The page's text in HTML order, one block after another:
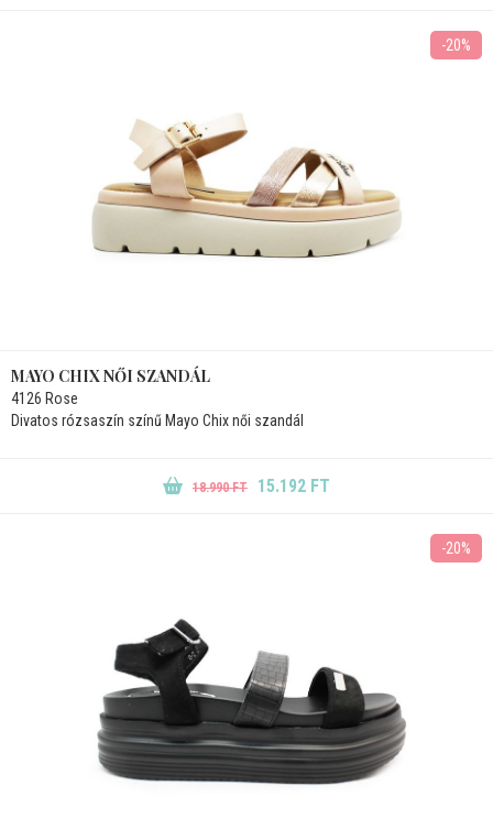
-20%
MAYO CHIX NŐI SZANDÁL
4126 Rose
Divatos rózsaszín színű Mayo Chix női szandál
18.990 FT 15.192 FT
-20%